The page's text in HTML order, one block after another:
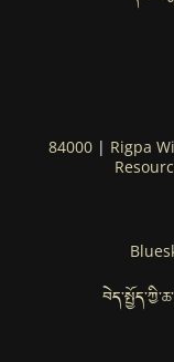
84000| Rigpa